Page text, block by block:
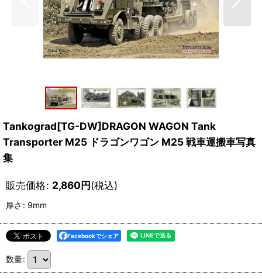
Tankograd[TG-DW]DRAGON WAGON Tank
Transporter M25 ドラゴンワゴン M25 戦車運搬車写真
集
販売価格: 2,860円(税込)
厚さ : 9mm
Facebookでシェア
数量: